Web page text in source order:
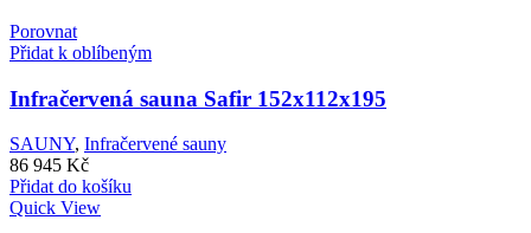
Porovnat
Přidat k oblíbeným
Infračervená sauna Safir 152x112x195
SAUNY, Infračervené sauny
86 945 Kč
Přidat do košíku
Quick View